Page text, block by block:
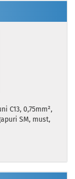
C13, 0,75mm²,
SM, must,